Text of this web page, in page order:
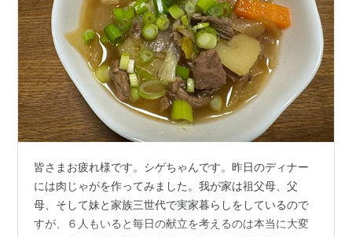
皆さまお疲れ様です。シゲちゃんです。昨日のディナー
には肉じゃがを作ってみました。我が家は祖父母、父
母、そして妹と家族三世代で実家暮らしをしているので
すが、６人もいると毎日の献立を考えるのは本当に大変